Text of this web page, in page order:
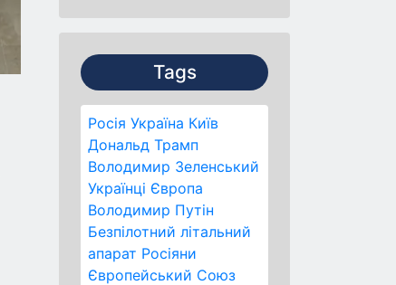
Tags
Росія Україна Київ
Дональд Трамп
Володимир Зеленський
Українці Європа
Володимир Путін
Безпілотний літальний
апарат Росіяни
Європейський Союз